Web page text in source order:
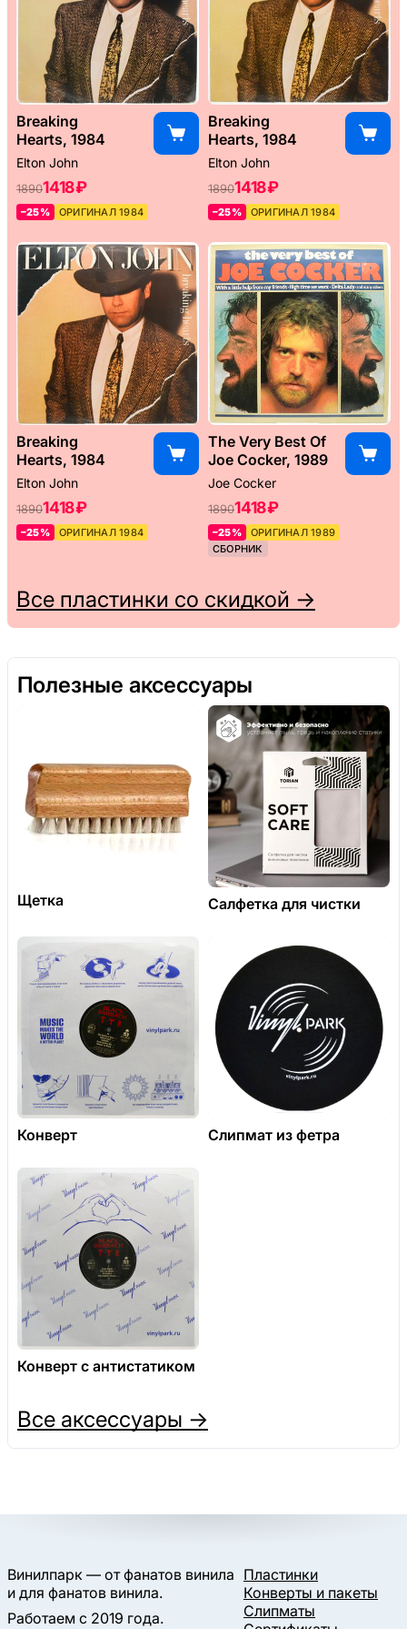
Breaking
Hearts, 1984
Elton John
18901418 ₽
–25% ОРИГИНАЛ 1984
Breaking
Hearts, 1984
Elton John
18901418 ₽
–25% ОРИГИНАЛ 1984
Breaking
Hearts, 1984
Elton John
18901418 ₽
–25% ОРИГИНАЛ 1984
The Very Best Of
Joe Cocker, 1989
Joe Cocker
18901418 ₽
–25%
ОРИГИНАЛ 1989
СБОРНИК
Все пластинки со скидкой →
Полезные аксессуары
Щетка Салфетка для чистки
Конверт Слипмат из фетра
Конверт с антистатиком
Все аксессуары →
Винилпарк — от фанатов винила
и для фанатов винила.
Работаем с 2019 года.
Пластинки
Конверты и пакеты
Слипматы